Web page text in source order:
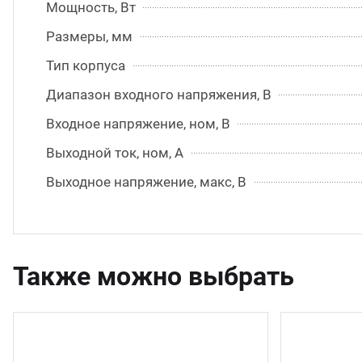
Мощность, Вт
Размеры, мм
Тип корпуса
Диапазон входного напряжения, В
Входное напряжение, ном, В
Выходной ток, ном, А
Выходное напряжение, макс, В
Также можно выбрать